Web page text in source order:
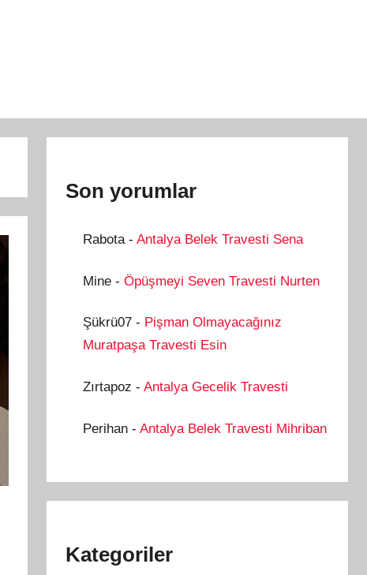
Son yorumlar
Rabota- Antalya Belek Travesti Sena
Mine- Öpüşmeyi Seven Travesti Nurten
Şükrü07- Pişman Olmayacağınız
Muratpaşa Travesti Esin
Zırtapoz - Antalya Gecelik Travesti
Perihan- Antalya Belek Travesti Mihriban
Kategoriler